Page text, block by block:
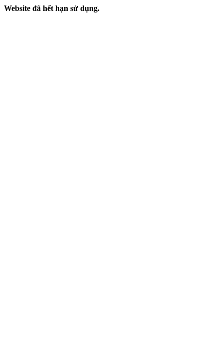
Website đã hết hạn sử dụng.